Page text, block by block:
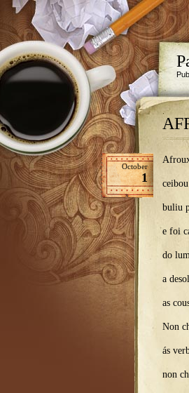
October
1
buliu
e foi
do
a
as
Non
ás
non